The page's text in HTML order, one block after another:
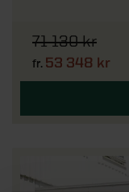
71 130 kr
fr. 53 348 kr